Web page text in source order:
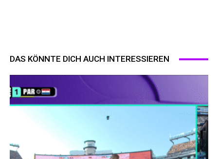
DAS KÖNNTE DICH AUCH INTERESSIEREN